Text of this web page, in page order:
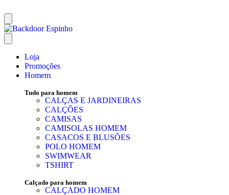
Loja
Promoções
Homem
Tudo para homem
CALÇAS E JARDINEIRAS
CALÇÕES
CAMISAS
CAMISOLAS HOMEM
CASACOS E BLUSÕES
POLO HOMEM
SWIMWEAR
TSHIRT
Calçado para homem
CALÇADO HOMEM